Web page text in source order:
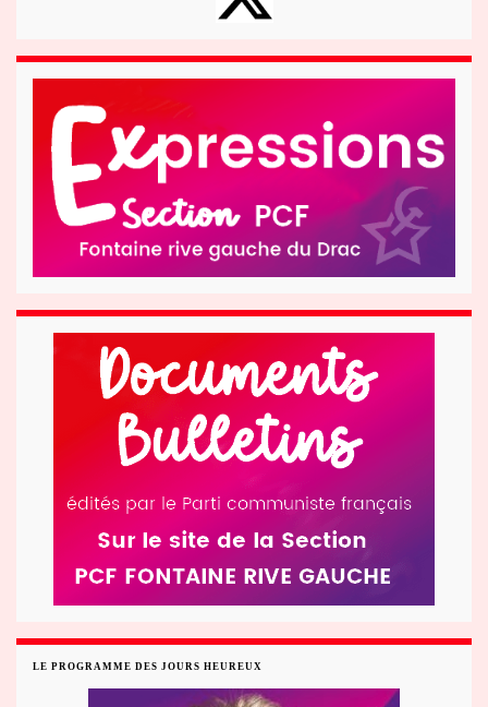
LE PROGRAMME DES JOURS HEUREUX